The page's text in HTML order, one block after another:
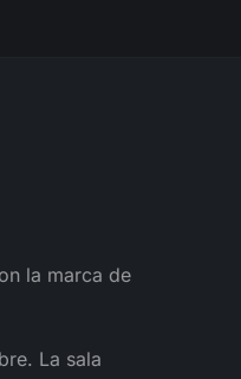
la marca de
La sala